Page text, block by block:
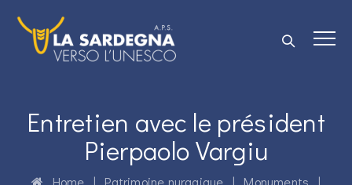
Entretien avec le président
Pierpaolo Vargiu
Home | Patrimoine nuragique | Monuments |